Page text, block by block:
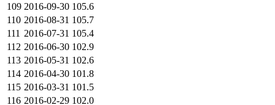
109 2016-09-30 105.6
110 2016-08-31 105.7
111 2016-07-31 105.4
112 2016-06-30 102.9
113 2016-05-31 102.6
114 2016-04-30 101.8
115 2016-03-31 101.5
116 2016-02-29 102.0